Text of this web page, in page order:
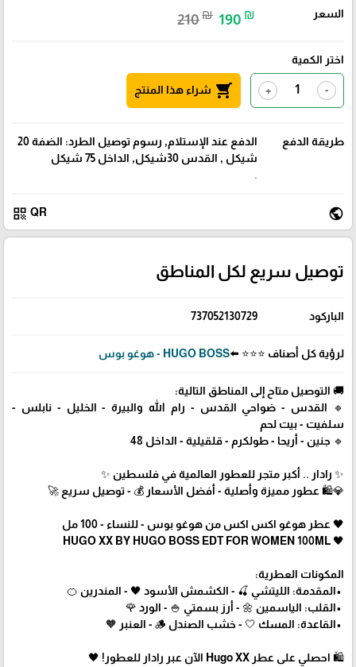
السعر 210₪ 190 ₪
اختر الكمية
-
+
shopping_cart شراء هذا المنتج
طريقة الدفع
الدفع عند الإستلام, رسوم توصيل الطرد: الضفة 20
شيكل , القدس 30شيكل, الداخل 75 شيكل
.
public
QR
qr_code
توصيل سريع لكل المناطق
الباركود 737052130729
لرؤية كل أصناف ⭐⭐⭐ ⬅️HUGO BOSS - هوغو بوس
🚚 التوصيل متاح إلى المناطق التالية:
🔹 القدس - ضواحي القدس - رام الله والبيرة - الخليل - نابلس -
سلفيت - بيت لحم
🔹 جنين - أريحا - طولكرم - قلقيلية - الداخل 48
✨ رادار .. أكبر متجر للعطور العالمية في فلسطين ✨
💎🛍️ عطور مميزة وأصلية - أفضل الأسعار 💰 - توصيل سريع 🚀
🖤 عطر هوغو اكس اكس من هوغو بوس - للنساء - 100 مل
🖤 HUGO XX BY HUGO BOSS EDT FOR WOMEN 100ML
المكونات العطرية:
•المقدمة: الليتشي 🍒 - الكشمش الأسود 🖤 - المندرين 🍊
•القلب: الياسمين 🌼 - أرز بسمتي 🍚 - الورد 🌹
•القاعدة: المسك 🤍 - خشب الصندل 🪵 - العنبر 🧡
🛍 احصلي على عطر Hugo XX الآن عبر رادار للعطور! 🖤